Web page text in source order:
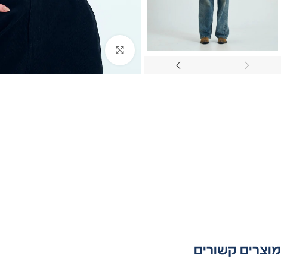
Click to enlarge
מוצרים קשורים